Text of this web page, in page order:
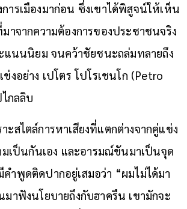
ารเมืองมาก่อน ซึ่งเขาได้พิสูจน์ให้เห็น
าจากความต้องการของประชาชนจริง
ะแนนนิยม จนคว้าชัยชนะถล่มทลายถึง
งอย่าง เปโตร โปโรเชนโก (Petro
กลลิบ
ะสไตล์การหาเสียงที่แตกต่างจากคู่แข่ง
มเป็นกันเอง และอารมณ์ขันมาเป็นจุด
ำพูดติดปากอยู่เสมอว่า “ผมไม่ได้มา
มาฟังนโยบายถึงกับฮาครืน เขามักจะ